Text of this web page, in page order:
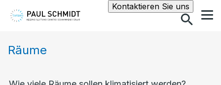
Kontaktieren Sie unsSuche
Räume